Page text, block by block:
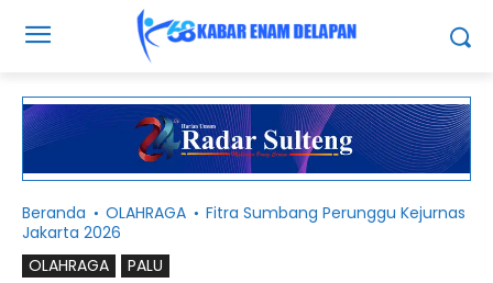
Beranda OLAHRAGA
Fitra Sumbang Perunggu Kejurnas
Jakarta 2026
OLAHRAGA
PALU